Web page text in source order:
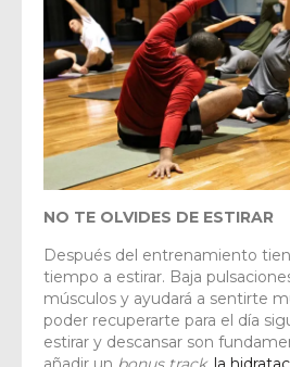
NO TE OLVIDES DE ESTIRAR
Después del entrenamiento
tiempo a estirar. Baja
músculos y ayudará a sentirte
poder recuperarte para el día
estirar y descansar son